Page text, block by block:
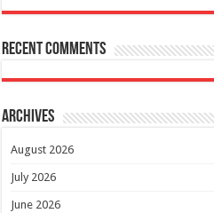
Recent Comments
Archives
August 2026
July 2026
June 2026